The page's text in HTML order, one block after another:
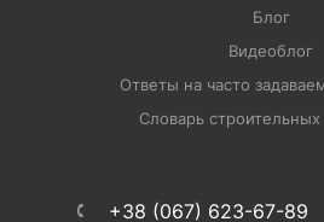
Блог
Видеоблог
Ответы на часто
Словарь
+38 (067) 623-67-89